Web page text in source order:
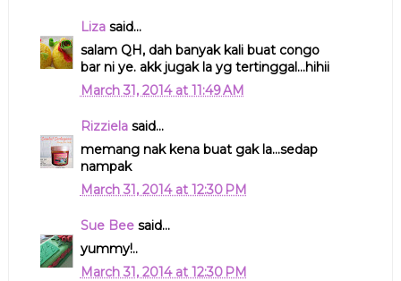
Lizasaid...
salam QH, dah banyak kali buat congo
bar ni ye. akk jugak la yg tertinggal...hihii
March 31, 2014 at 11:49 AM
Rizzielasaid...
memang nak kena buat gak la...sedap
nampak
March 31, 2014 at 12:30 PM
Sue Beesaid...
yummy!..
March 31, 2014 at 12:30 PM